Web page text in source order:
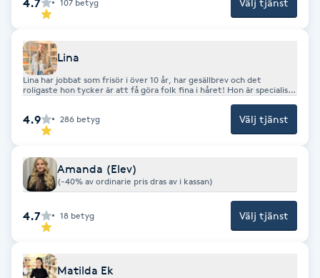
Fettreducering
Fibromassage
Fillers
Fotmassage
Fotsvamp
Fotvård
Fransar
107 betyg
Lina
Lina har jobbat som frisör i över 10 år, har gesällbrev och det
roligaste hon tycker är att få göra folk fina i håret! Hon är specialist
finns! Brinner extra mycket för naturliga färger och att få behålla
ett hår så glansigt och hälsosamt som möjligt! KRAM
4.9 286 betyg Välj tjänst
Amanda (Elev)
(-40% av ordinarie pris dras av i kassan)
4.7 18 betyg Välj tjänst
Matilda Ek